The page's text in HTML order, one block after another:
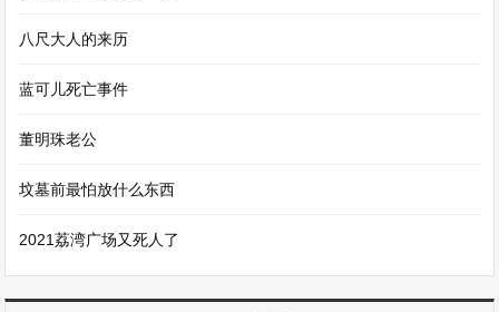
八尺大人的来历
蓝可儿死亡事件
董明珠老公
坟墓前最怕放什么东西
2021荔湾广场又死人了